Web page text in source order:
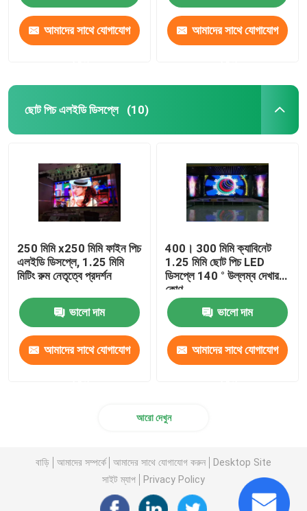
আমাদের সাথে যোগাযোগ আমাদের সাথে যোগাযোগ
ছোট পিচ এলইডি ডিসপ্লে (10)
250 মিমি x250 মিমি ফাইন পিচ
এলইডি ডিসপ্লে, 1.25 মিমি
মিটিং রুম নেতৃত্বে প্রদর্শন
ভালো দাম
আমাদের সাথে যোগাযোগ
400। 300 মিমি ক্যাবিনেট
1.25 মিমি ছোট পিচ LED
ডিসপ্লে 140 ° উল্লম্ব দেখার
কোণ
ভালো দাম
আমাদের সাথে যোগাযোগ
আরো দেখুন
বাড়ি আমাদের সম্পর্কে আমাদের সাথে যোগাযোগ করুন
Desktop Site
সাইট ম্যাপ
Privacy Policy